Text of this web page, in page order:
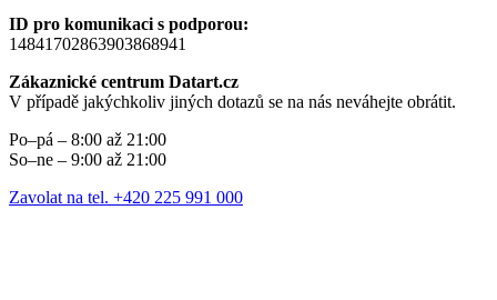
ID pro komunikaci s podporou:
14841702863903868941
Zákaznické centrum Datart.cz
V případě jakýchkoliv jiných dotazů se na nás neváhejte obrátit.
Po–pá – 8:00 až 21:00
So–ne – 9:00 až 21:00
Zavolat na tel. +420 225 991 000